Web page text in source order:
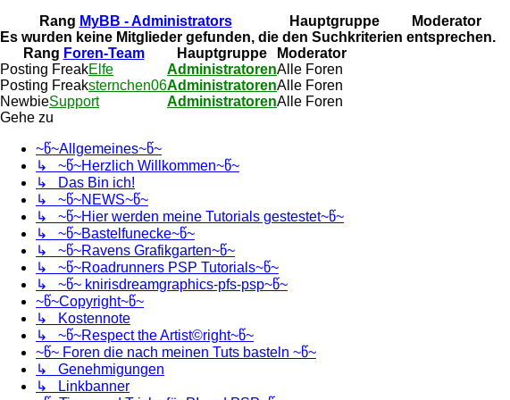
Rang MyBB - Administrators Hauptgruppe
Moderator
Es wurden keine Mitglieder gefunden, die den Suchkriterien entsprechen.
Rang Foren-Team Hauptgruppe
Moderator
Posting FreakElfe AdministratorenAlle Foren
Posting Freaksternchen06AdministratorenAlle Foren
NewbieSupport AdministratorenAlle Foren
Gehe zu
~წ~Allgemeines~წ~
↳ ~წ~Herzlich Willkommen~წ~
↳ Das Bin ich!
↳ ~წ~NEWS~წ~
↳ ~წ~Hier werden meine Tutorials gestestet~წ~
↳ ~წ~Bastelfunecke~წ~
↳ ~წ~Ravens Grafikgarten~წ~
↳ ~წ~Roadrunners PSP Tutorials~წ~
↳ ~წ~ knirisdreamgraphics-pfs-psp~წ~
~წ~Copyright~წ~
↳ Kostennote
↳ ~წ~Respect the Artist©right~წ~
~წ~ Foren die nach meinen Tuts basteln ~წ~
↳ Genehmigungen
↳ Linkbanner